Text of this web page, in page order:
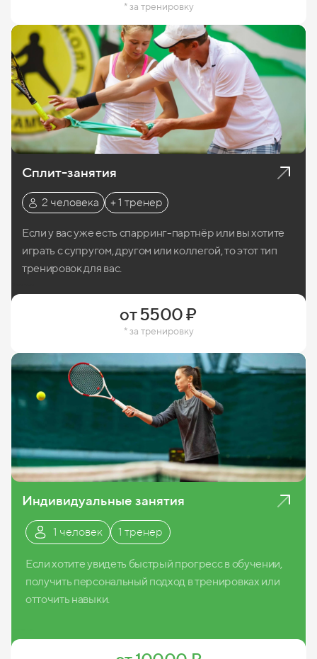
* за тренировку
Сплит-занятия
2 человека + 1 тренер
Если у вас уже есть спарринг-партнёр или вы хотите
играть с супругом, другом или коллегой, то этот тип
тренировок для вас.
от 5500 ₽
* за тренировку
Индивидуальные занятия
1 человек 1 тренер
Если хотите увидеть быстрый прогресс в обучении,
получить персональный подход в тренировках или
отточить навыки.